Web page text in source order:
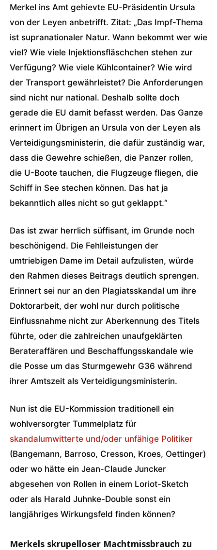
Merkel ins Amt gehievte EU-Präsidentin Ursula
von der Leyen anbetrifft. Zitat: „Das Impf-Thema
ist supranationaler Natur. Wann bekommt wer wie
viel? Wie viele Injektionsfläschchen stehen zur
Verfügung? Wie viele Kühlcontainer? Wie wird
der Transport gewährleistet? Die Anforderungen
sind nicht nur national. Deshalb sollte doch
gerade die EU damit befasst werden. Das Ganze
erinnert im Übrigen an Ursula von der Leyen als
Verteidigungsministerin, die dafür zuständig war,
dass die Gewehre schießen, die Panzer rollen,
die U-Boote tauchen, die Flugzeuge fliegen, die
Schiff in See stechen können. Das hat ja
bekanntlich alles nicht so gut geklappt.“
Das ist zwar herrlich süffisant, im Grunde noch
beschönigend. Die Fehlleistungen der
umtriebigen Dame im Detail aufzulisten, würde
den Rahmen dieses Beitrags deutlich sprengen.
Erinnert sei nur an den Plagiatsskandal um ihre
Doktorarbeit, der wohl nur durch politische
Einflussnahme nicht zur Aberkennung des Titels
führte, oder die zahlreichen unaufgeklärten
Berateraffären und Beschaffungsskandale wie
die Posse um das Sturmgewehr G36 während
ihrer Amtszeit als Verteidigungsministerin.
Nun ist die EU-Kommission traditionell ein
wohlversorgter Tummelplatz für
skandalumwitterte und/oder unfähige Politiker
(Bangemann, Barroso, Cresson, Kroes, Oettinger)
oder wo hätte ein Jean-Claude Juncker
abgesehen von Rollen in einem Loriot-Sketch
oder als Harald Juhnke-Double sonst ein
langjähriges Wirkungsfeld finden können?
Merkels skrupelloser Machtmissbrauch zu